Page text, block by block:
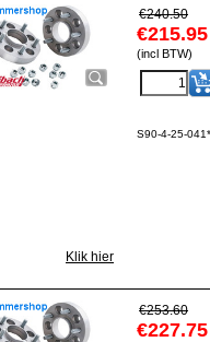
€240.50
€215.95
(incl BTW)
S90-4-25-
Klik hier
€253.60
€227.75